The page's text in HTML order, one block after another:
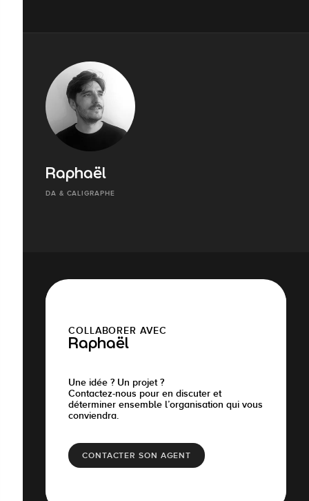
Raphaël
DA & CALIGRAPHE
COLLABORER AVEC
Raphaël
Une idée ? Un projet ?
Contactez-nous pour en discuter et
déterminer ensemble l’organisation qui vous
conviendra.
CONTACTER SON AGENT